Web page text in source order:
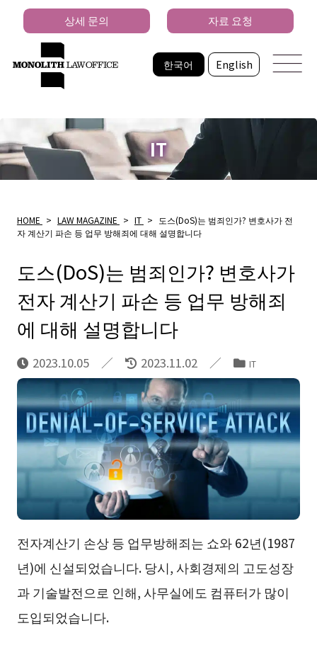
한국어 English
상세 문의 자료 요청
IT
HOME > LAW MAGAZINE > IT >
도스(DoS)는 범죄인가? 변호사가 전
자 계산기 파손 등 업무 방해죄에 대해 설명합니다
도스(DoS)는 범죄인가? 변호사가
전자 계산기 파손 등 업무 방해죄
에 대해 설명합니다
2023.10.05 2023.11.02 IT
전자계산기 손상 등 업무방해죄는 쇼와 62년(1987
년)에 신설되었습니다. 당시, 사회경제의 고도성장
과 기술발전으로 인해, 사무실에도 컴퓨터가 많이
도입되었습니다.